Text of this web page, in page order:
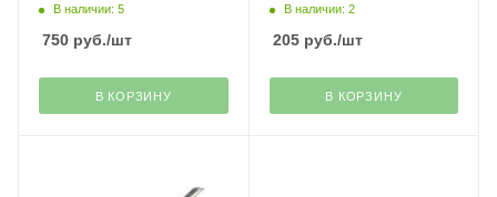
В наличии: 5
750 руб./шт
В КОРЗИНУ
В наличии: 2
205руб./шт
В КОРЗИНУ